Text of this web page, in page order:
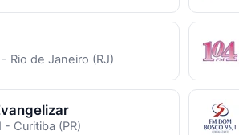
Rio de Janeiro (RJ)
- Curitiba (PR)